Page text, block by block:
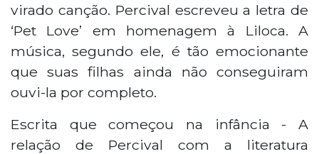
virado canção. Percival escreveu a letra de
‘Pet Love’ em homenagem à Liloca. A
música, segundo ele, é tão emocionante
que suas filhas ainda não conseguiram
ouvi-la por completo.
Escrita que começou na infância - A
relação de Percival com a literatura